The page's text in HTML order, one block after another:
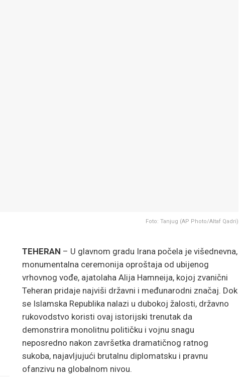
Foto: Tanjug (AP Photo/Altaf Qadri)
TEHERAN – U glavnom gradu Irana počela je višednevna,
monumentalna ceremonija oproštaja od ubijenog
vrhovnog vođe, ajatolaha Alija Hamneija, kojoj zvanični
Teheran pridaje najviši državni i međunarodni značaj. Dok
se Islamska Republika nalazi u dubokoj žalosti, državno
rukovodstvo koristi ovaj istorijski trenutak da
demonstrira monolitnu političku i vojnu snagu
neposredno nakon završetka dramatičnog ratnog
sukoba, najavljujući brutalnu diplomatsku i pravnu
ofanzivu na globalnom nivou.